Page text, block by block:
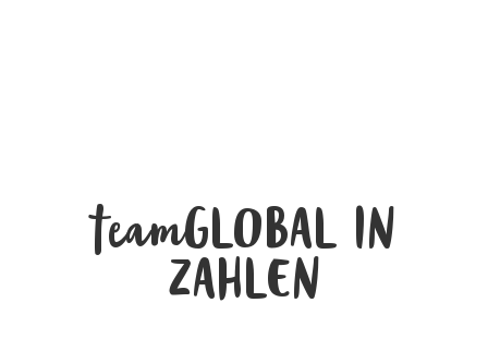
teamGLOBAL IN
ZAHLEN